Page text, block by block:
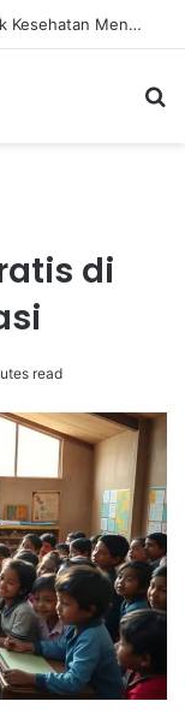
Strategi Mengatur Ekspektasi Diri untuk Kesehatan Mental yang Lebih Seimbang
di
read